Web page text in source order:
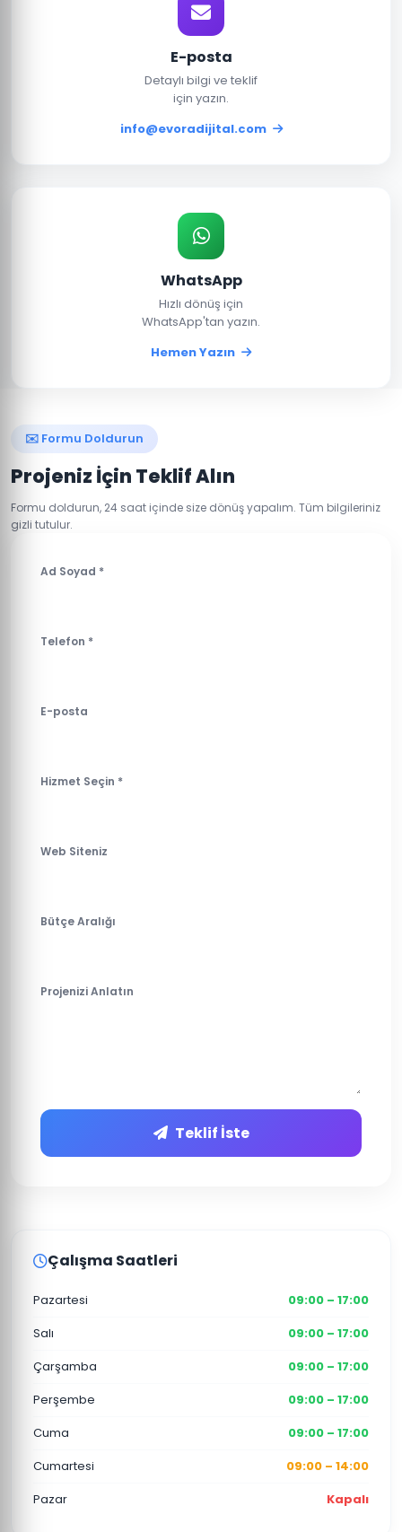
E-posta
Detaylı bilgi ve teklif
için yazın.
info@evoradijital.com
WhatsApp
Hızlı dönüş için
WhatsApp'tan yazın.
Hemen Yazın
✉️ Formu Doldurun
Projeniz İçin Teklif Alın
Formu doldurun, 24 saat içinde size dönüş yapalım. Tüm bilgileriniz
gizli tutulur.
Ad Soyad *
Telefon *
E-posta
Hizmet Seçin *
Web Siteniz
Bütçe Aralığı
Projenizi Anlatın
Teklif İste
Çalışma Saatleri
Pazartesi
09:00 – 17:00
Salı
09:00 – 17:00
Çarşamba
09:00 – 17:00
Perşembe
09:00 – 17:00
Cuma
09:00 – 17:00
Cumartesi
09:00 – 14:00
Pazar
Kapalı